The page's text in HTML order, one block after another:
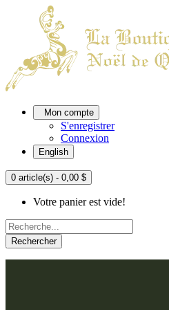
Mon compte
S'enregistrer
Connexion
English
0 article(s) - 0,00 $
Votre panier est vide!
Rechercher